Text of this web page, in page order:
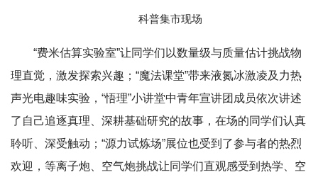
科普集市现场
“费米估算实验室”让同学们以数量级与质量估计挑战物
理直觉，激发探索兴趣；“魔法课堂”带来液氮冰激凌及力热
声光电趣味实验，“悟理”小讲堂中青年宣讲团成员依次讲述
了自己追逐真理、深耕基础研究的故事，在场的同学们认真
聆听、深受触动；“源力试炼场”展位也受到了参与者的热烈
欢迎，等离子炮、空气炮挑战让同学们直观感受到热学、空